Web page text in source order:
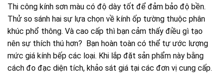
Thi công kính sơn màu có độ dày tốt để đảm bảo độ bền.
Thử so sánh hai sự lựa chọn về kính ốp tường thuộc phân
khúc phổ thông. Và cao cấp thì bạn cảm thấy điều gì tạo
nên sự thích thú hơn? Bạn hoàn toàn có thể tự ước lượng
mức giá kính bếp các loại. Khi lắp đặt sản phẩm này bằng
cách đo đạc diện tích, khảo sát giá tại các đơn vị cung cấp.